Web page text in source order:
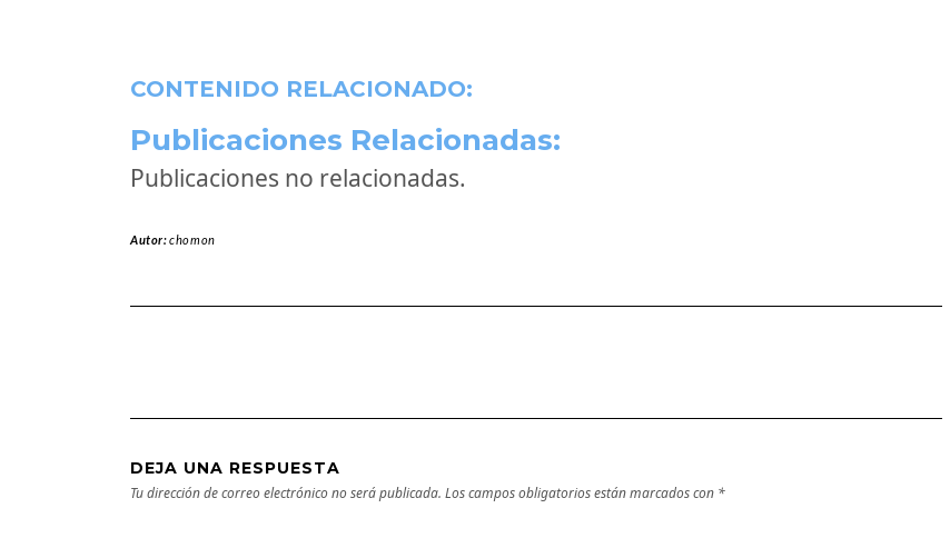
CONTENIDO RELACIONADO:
Publicaciones Relacionadas:
Publicaciones no relacionadas.
Autor:chomon
DEJA UNA RESPUESTA
Tu dirección de correo electrónico no será publicada. Los campos obligatorios están marcados con *